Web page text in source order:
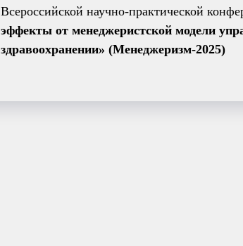
Всероссийской научно-практической
эффекты от менеджеристской модели
здравоохранении» (Менеджеризм-2025)